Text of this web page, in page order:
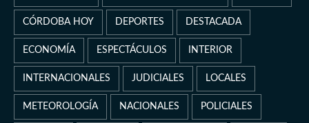
CÓRDOBA HOY DEPORTES DESTACADA
ECONOMÍA ESPECTÁCULOS INTERIOR
INTERNACIONALES JUDICIALES LOCALES
METEOROLOGÍA NACIONALES POLICIALES